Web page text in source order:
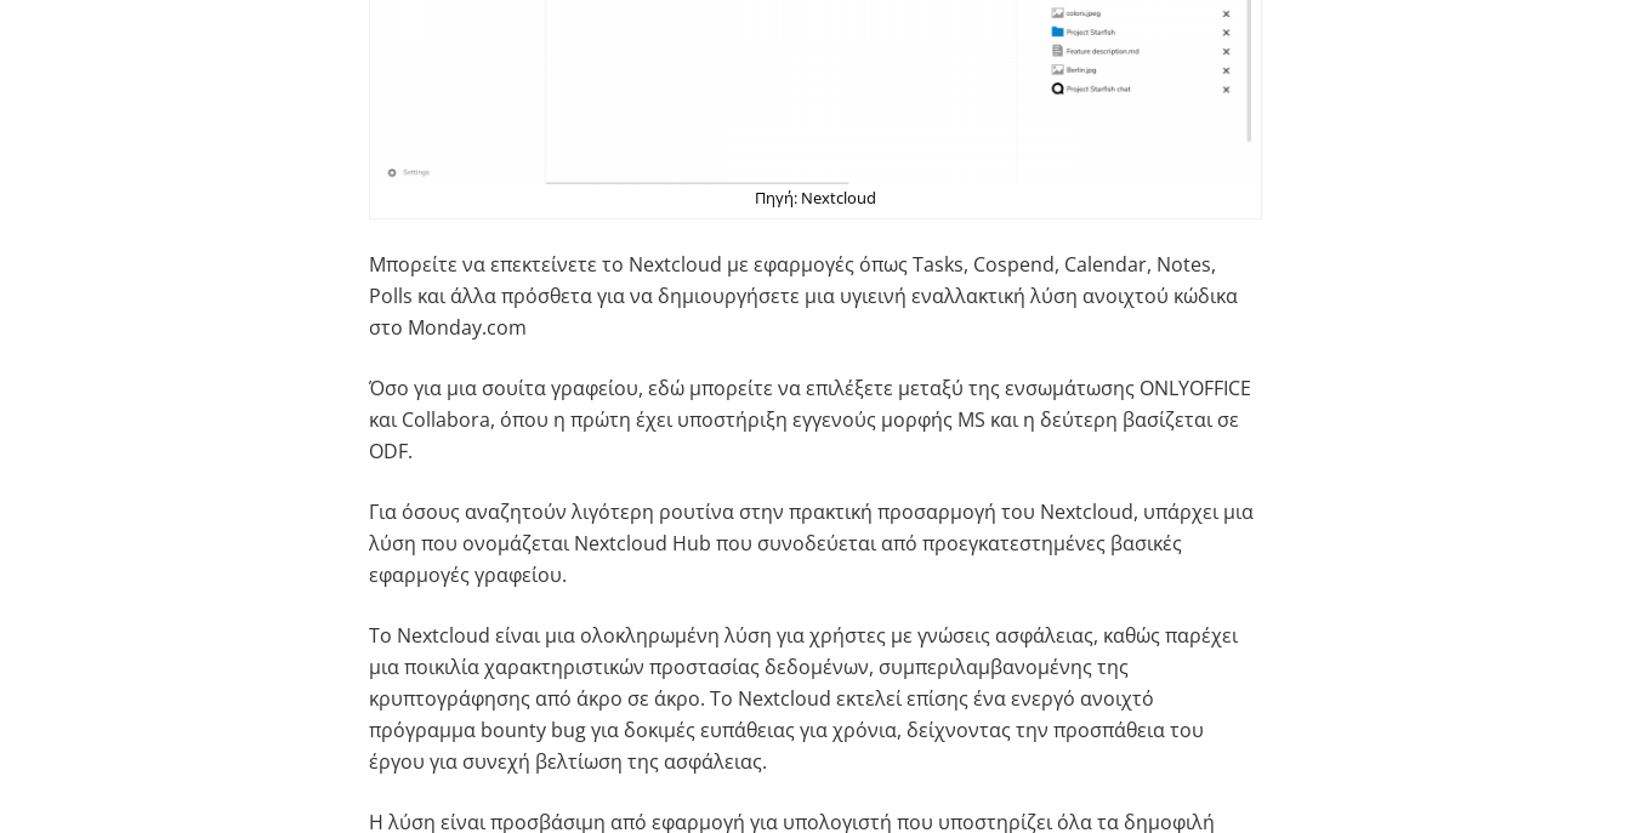
Πηγή: Nextcloud
Μπορείτε να επεκτείνετε το Nextcloud με εφαρμογές όπως Tasks, Cospend, Calendar, Notes,
Polls και άλλα πρόσθετα για να δημιουργήσετε μια υγιεινή εναλλακτική λύση ανοιχτού κώδικα
στο Monday.com
Όσο για μια σουίτα γραφείου, εδώ μπορείτε να επιλέξετε μεταξύ της ενσωμάτωσης ONLYOFFICE
και Collabora, όπου η πρώτη έχει υποστήριξη εγγενούς μορφής MS και η δεύτερη βασίζεται σε
ODF.
Για όσους αναζητούν λιγότερη ρουτίνα στην πρακτική προσαρμογή του Nextcloud, υπάρχει μια
λύση που ονομάζεται Nextcloud Hub που συνοδεύεται από προεγκατεστημένες βασικές
εφαρμογές γραφείου.
Το Nextcloud είναι μια ολοκληρωμένη λύση για χρήστες με γνώσεις ασφάλειας, καθώς παρέχει
μια ποικιλία χαρακτηριστικών προστασίας δεδομένων, συμπεριλαμβανομένης της
κρυπτογράφησης από άκρο σε άκρο. Το Nextcloud εκτελεί επίσης ένα ενεργό ανοιχτό
πρόγραμμα bounty bug για δοκιμές ευπάθειας για χρόνια, δείχνοντας την προσπάθεια του
έργου για συνεχή βελτίωση της ασφάλειας.
Η λύση είναι προσβάσιμη από εφαρμογή για υπολογιστή που υποστηρίζει όλα τα δημοφιλή